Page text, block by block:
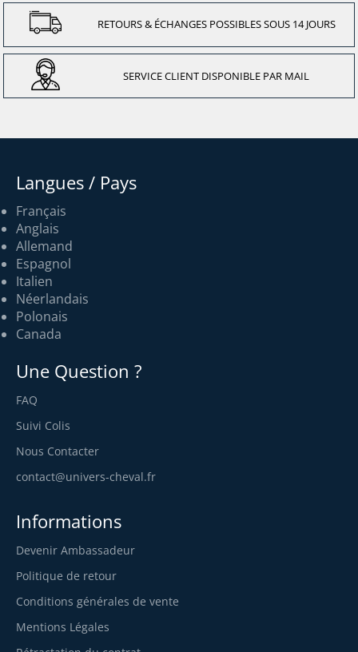
RETOURS & ÉCHANGES POSSIBLES SOUS 14 JOURS
SERVICE CLIENT DISPONIBLE PAR MAIL
Langues / Pays
Français
Anglais
Allemand
Espagnol
Italien
Néerlandais
Polonais
Canada
Une Question ?
FAQ
Suivi Colis
Nous Contacter
contact@univers-cheval.fr
Informations
Devenir Ambassadeur
Politique de retour
Conditions générales de vente
Mentions Légales